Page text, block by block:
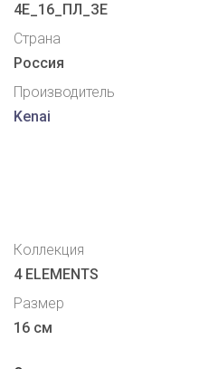
4Е_16_ПЛ_ЗЕ
Страна
Россия
Производитель
Kenai
Коллекция
4 ELEMENTS
Размер
16 см